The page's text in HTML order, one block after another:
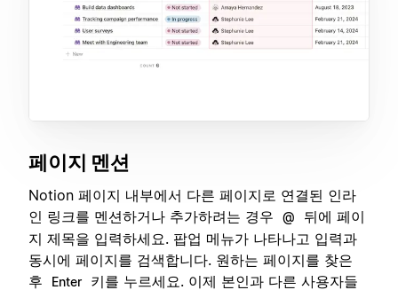
페이지 멘션
Notion 페이지 내부에서 다른 페이지로 연결된 인라
인 링크를 멘션하거나 추가하려는 경우
@
뒤에 페이
지 제목을 입력하세요. 팝업 메뉴가 나타나고 입력과
동시에 페이지를 검색합니다. 원하는 페이지를 찾은
후
Enter
키를 누르세요. 이제 본인과 다른 사용자들